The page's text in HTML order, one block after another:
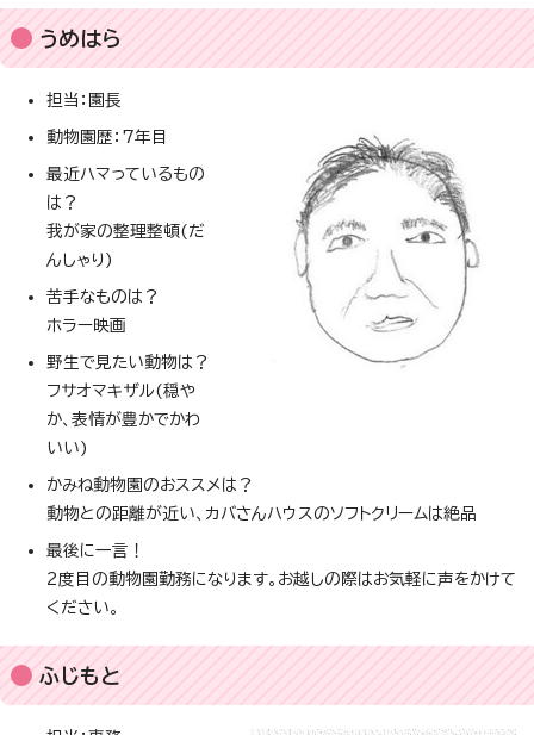
うめはら
担当：園長
動物園歴：7年目
最近ハマっているもの
は？
我が家の整理整頓(だ
んしゃり)
苦手なものは？
ホラー映画
野生で見たい動物は？
フサオマキザル(穏や
か、表情が豊かでかわ
いい)
かみね動物園のおススメは？
動物との距離が近い、カバさんハウスのソフトクリームは絶品
最後に一言！
2度目の動物園勤務になります。お越しの際はお気軽に声をかけて
ください。
ふじもと